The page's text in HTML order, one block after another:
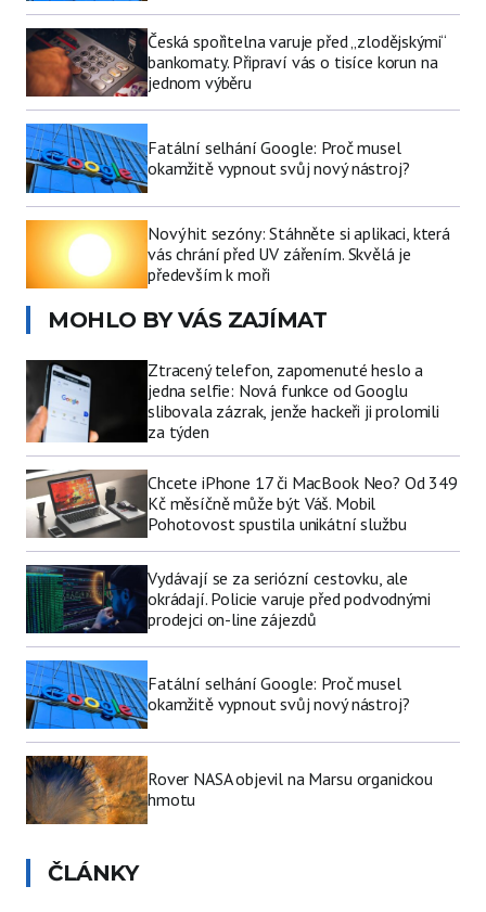
Česká spořitelna varuje před „zlodějskými“
bankomaty. Připraví vás o tisíce korun na
jednom výběru
Fatální selhání Google: Proč musel
okamžitě vypnout svůj nový nástroj?
Nový hit sezóny: Stáhněte si aplikaci, která
vás chrání před UV zářením. Skvělá je
především k moři
MOHLO BY VÁS ZAJÍMAT
Ztracený telefon, zapomenuté heslo a
jedna selfie: Nová funkce od Googlu
slibovala zázrak, jenže hackeři ji prolomili
za týden
Chcete iPhone 17 či MacBook Neo? Od 349
Kč měsíčně může být Váš. Mobil
Pohotovost spustila unikátní službu
Vydávají se za seriózní cestovku, ale
okrádají. Policie varuje před podvodnými
prodejci on-line zájezdů
Fatální selhání Google: Proč musel
okamžitě vypnout svůj nový nástroj?
Rover NASA objevil na Marsu organickou
hmotu
ČLÁNKY